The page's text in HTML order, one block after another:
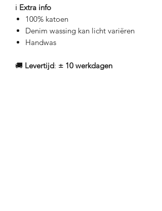
ℹ️ Extra info
100% katoen
Denim wassing kan licht variëren
Handwas
🚚 Levertijd: ± 10 werkdagen